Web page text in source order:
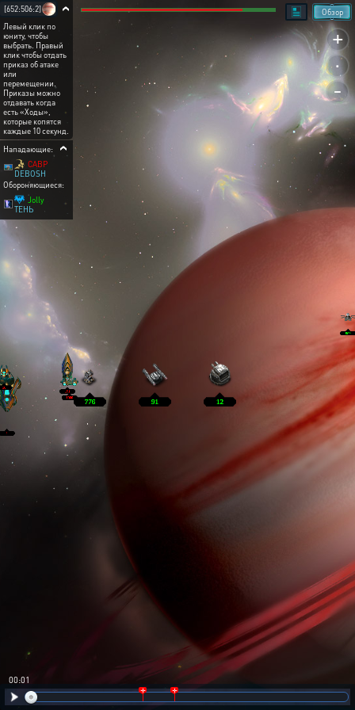
+
.
-
Обзор
[652:506:2]
Левый клик по
юниту, чтобы
выбрать. Правый
клик чтобы отдать
приказ об атаке
или
перемещении.
Приказы можно
отдавать когда
есть «Ходы»,
которые копятся
каждые 10 секунд.
Нападающие:
CABP
DEBOSH
Обороняющиеся:
Jolly
ТЕНЬ
00:02